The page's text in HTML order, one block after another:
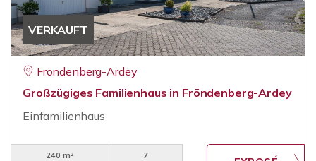
VERKAUFT
Fröndenberg-Ardey
Großzügiges Familienhaus in Fröndenberg-Ardey
Einfamilienhaus
240 m²
7